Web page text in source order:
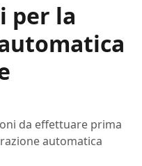
per la
da effettuare prima
automatica